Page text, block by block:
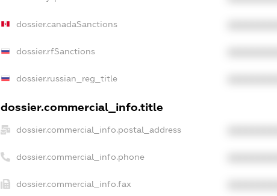
dossier.canadaSanctions
dossier.rfSanctions
dossier.russian_reg_title
dossier.commercial_info.title
dossier.commercial_info.postal_address
dossier.commercial_info.phone
dossier.commercial_info.fax